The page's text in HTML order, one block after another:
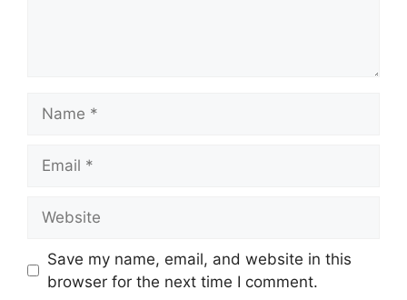
Save my name, email, and website in this
browser for the next time I comment.